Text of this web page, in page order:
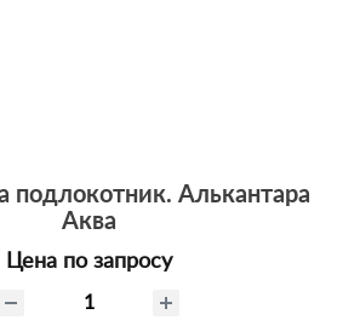
подлокотник. Алькантара
Аква
Цена по запросу